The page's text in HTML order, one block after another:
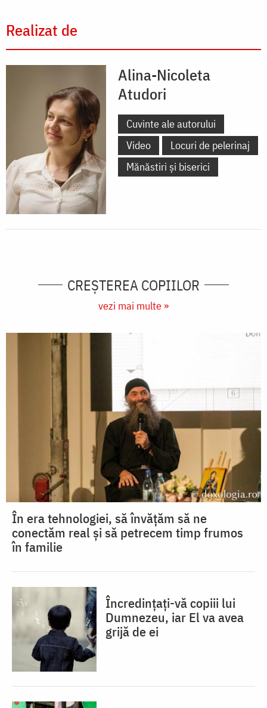
Realizat de
Alina-Nicoleta
Atudori
Cuvinte ale autorului
Video
Locuri de pelerinaj
Mănăstiri și biserici
CREŞTEREA COPIILOR
vezi mai multe »
În era tehnologiei, să învățăm să ne
conectăm real și să petrecem timp frumos
în familie
Încredințați-vă copiii lui
Dumnezeu, iar El va avea
grijă de ei